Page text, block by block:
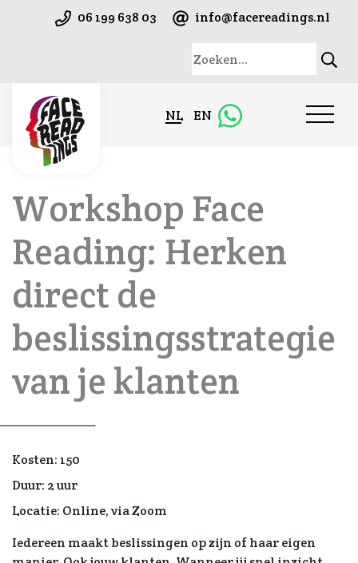
06 199 638 03 info@facereadings.nl
NL EN
Workshop Face
Reading: Herken
direct de
beslissingsstrategie
van je klanten
Kosten:150
Duur: 2 uur
Locatie: Online, via Zoom
Iedereen maakt beslissingen op zijn of haar eigen